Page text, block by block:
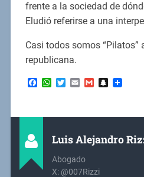
frente a la sociedad de
Eludió referirse a una
Casi todos somos “Pilatos”
republicana.
Facebook
WhatsApp
Twitter
EmailGmailSnapchat
Luis Alejandro
Abogado
X: @007Rizzi